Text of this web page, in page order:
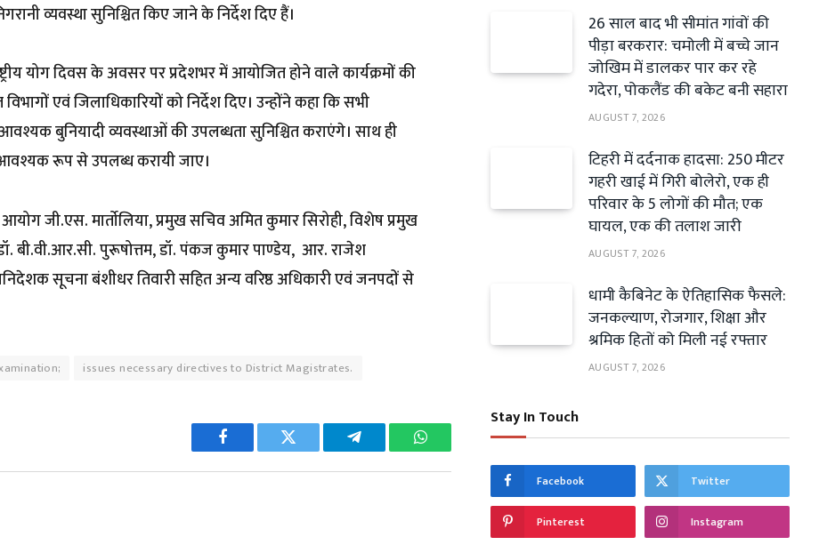
व्यवस्था सुनिश्चित किए जाने के निर्देश दिए हैं।
योग दिवस के अवसर पर प्रदेशभर में आयोजित होने वाले कार्यक्रमों की
एवं जिलाधिकारियों को निर्देश दिए। उन्होंने कहा कि सभी
बुनियादी व्यवस्थाओं की उपलब्धता सुनिश्चित कराएंगे। साथ ही
रूप से उपलब्ध करायी जाए।
जी.एस. मार्ताेलिया, प्रमुख सचिव अमित कुमार सिरोही, विशेष प्रमुख
बी.वी.आर.सी. पुरूषोत्तम, डॉ. पंकज कुमार पाण्डेय, आर. राजेश
सूचना बंशीधर तिवारी सहित अन्य वरिष्ठ अधिकारी एवं जनपदों से
issues necessary directives to District Magistrates.
Facebook Twitter Telegram WhatsApp
26 साल बाद भी सीमांत गांवों की
पीड़ा बरकरार: चमोली में बच्चे जान
जोखिम में डालकर पार कर रहे
गदेरा, पोकलैंड की बकेट बनी सहारा
AUGUST 7, 2026
टिहरी में दर्दनाक हादसा: 250 मीटर
गहरी खाई में गिरी बोलेरो, एक ही
परिवार के 5 लोगों की मौत; एक
घायल, एक की तलाश जारी
AUGUST 7, 2026
धामी कैबिनेट के ऐतिहासिक फैसले:
जनकल्याण, रोजगार, शिक्षा और
श्रमिक हितों को मिली नई रफ्तार
AUGUST 7, 2026
Stay In Touch
Facebook Twitter
Pinterest Instagram